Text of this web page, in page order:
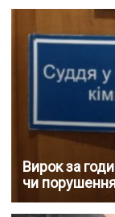
Вирок за
чи